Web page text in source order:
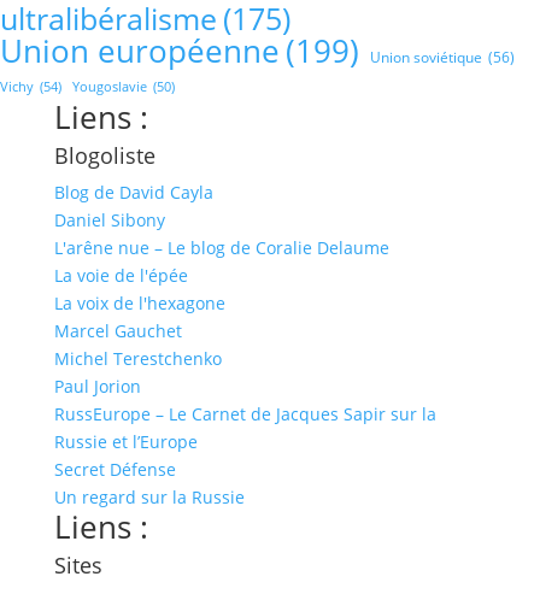
ultralibéralisme (175)
Union européenne(199) Union soviétique (56)
Vichy (54) Yougoslavie (50)
Liens :
Blogoliste
Blog de David Cayla
Daniel Sibony
L'arêne nue – Le blog de Coralie Delaume
La voie de l'épée
La voix de l'hexagone
Marcel Gauchet
Michel Terestchenko
Paul Jorion
RussEurope – Le Carnet de Jacques Sapir sur la
Russie et l’Europe
Secret Défense
Un regard sur la Russie
Liens :
Sites